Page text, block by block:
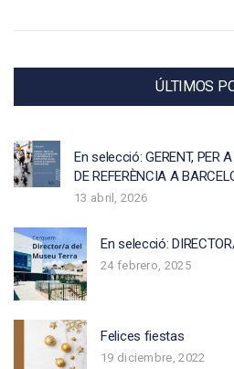
ÚLTIMOS
En selecció: GERENT, PER
DE REFERÈNCIA A
13 abril, 2026
En selecció:
24 febrero, 2025
Felices fiestas
19 diciembre, 2022